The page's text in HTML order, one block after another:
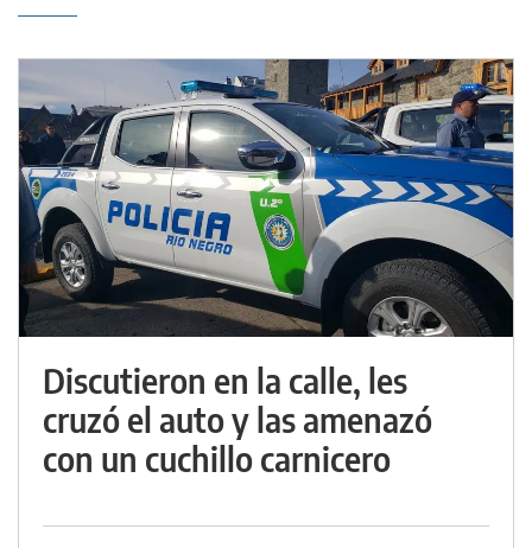
Discutieron en la calle, les
cruzó el auto y las amenazó
con un cuchillo carnicero